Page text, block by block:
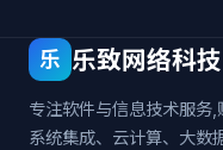
乐 乐致网络科技
专注软件与信息技术服务,
系统集成、云计算、大数